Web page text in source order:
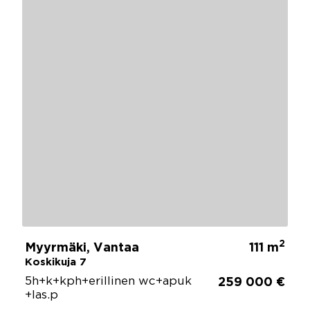
Myyrmäki, Vantaa
Koskikuja 7
111 m2
5h+k+kph+erillinen wc+apuk
+las.p
259 000 €